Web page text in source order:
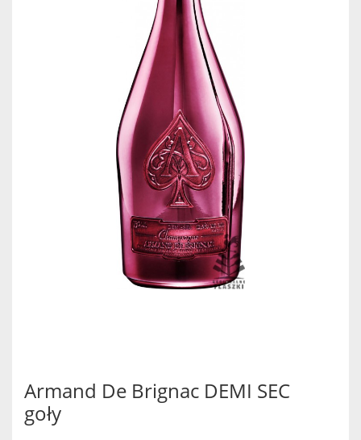
Armand De Brignac DEMI SEC
goły